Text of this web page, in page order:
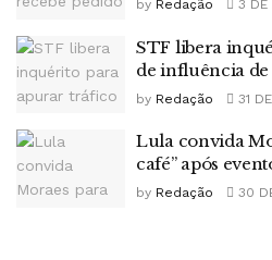
by Redação 3 DE
STF libera
de influência
by Redação 31
Lula convida
café” após
by Redação 30